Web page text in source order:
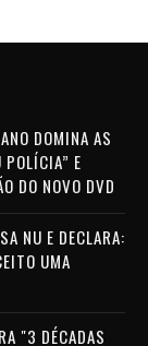
DOMINA AS
POLÍCIA” E
DO NOVO DVD
NU E DECLARA:
UMA
"3 DÉCADAS